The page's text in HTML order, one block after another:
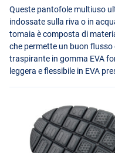
Queste pantofole multiuso
indossate sulla riva o in
tomaia è composta di
che permette un buon
traspirante in gomma EVA
leggera e flessibile in EVA